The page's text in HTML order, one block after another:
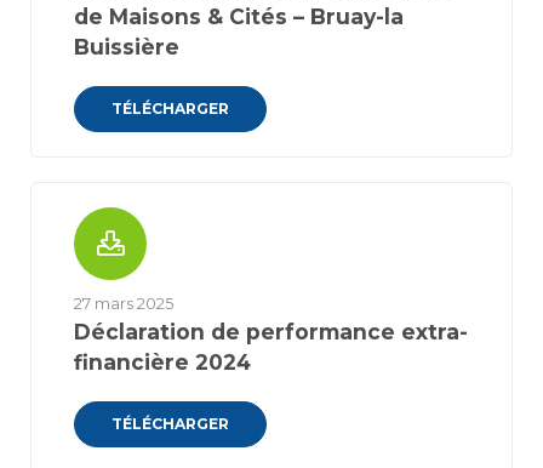
de Maisons & Cités – Bruay-la
Buissière
TÉLÉCHARGER
27 mars 2025
Déclaration de performance extra-
financière 2024
TÉLÉCHARGER